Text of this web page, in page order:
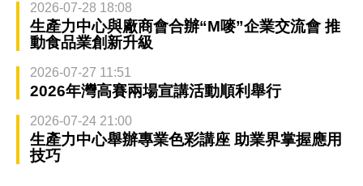
2026-07-28 18:08
生產力中心與廠商會合辦“M嘜”企業交流會 推
動食品業創新升級
2026-07-27 11:51
2026年灣高賽兩場宣講活動順利舉行
2026-07-24 21:00
生產力中心舉辦專業色彩講座 助業界掌握應用
技巧